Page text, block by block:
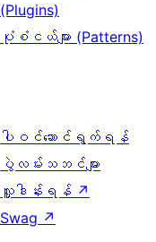
(Plugins)
ပုံစံငယ်များ (Patterns)
ပါဝင်ဆောင်ရွက်ရန်
ပွဲလမ်းသဘင်များ
လှူဒါန်းရန် ↗
Swag ↗